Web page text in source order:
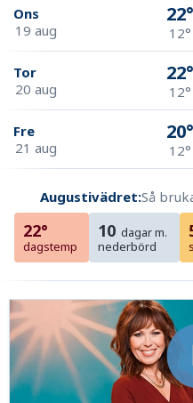
Ons
19 aug
22°
12°
Tor
20 aug
22°
12°
Fre
21 aug
20°
12°
Augustivädret:Så
22°
dagstemp
10 dagar m.
nederbörd